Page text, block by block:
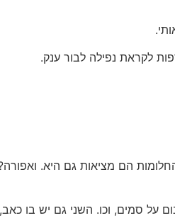
לקראת נפילה לבור ענק.‬
הם מציאות גם היא.
על סמים, וכו‬. ‫השני גם יש בו